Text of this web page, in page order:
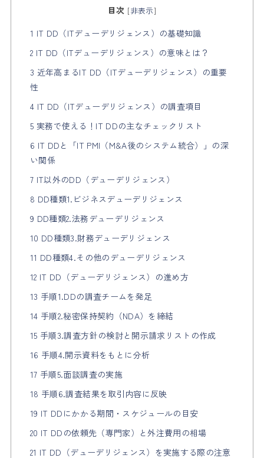
目次 [非表示]
1 IT DD（ITデューデリジェンス）の基礎知識
2 IT DD（ITデューデリジェンス）の意味とは？
3 近年高まるIT DD（ITデューデリジェンス）の重要
性
4 IT DD（ITデューデリジェンス）の調査項目
5 実務で使える！IT DDの主なチェックリスト
6 IT DDと「IT PMI（M&A後のシステム統合）」の深
い関係
7 IT以外のDD（デューデリジェンス）
8 DD種類1.ビジネスデューデリジェンス
9 DD種類2.法務デューデリジェンス
10 DD種類3.財務デューデリジェンス
11 DD種類4.その他のデューデリジェンス
12 IT DD（デューデリジェンス）の進め方
13 手順1.DDの調査チームを発足
14 手順2.秘密保持契約（NDA）を締結
15 手順3.調査方針の検討と開示請求リストの作成
16 手順4.開示資料をもとに分析
17 手順5.面談調査の実施
18 手順6.調査結果を取引内容に反映
19 IT DDにかかる期間・スケジュールの目安
20 IT DDの依頼先（専門家）と外注費用の相場
21 IT DD（デューデリジェンス）を実施する際の注意